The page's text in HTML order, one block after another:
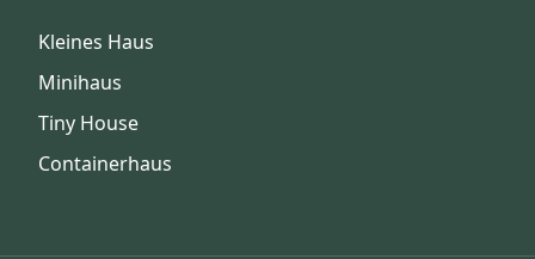
Kleines Haus
Minihaus
Tiny House
Containerhaus